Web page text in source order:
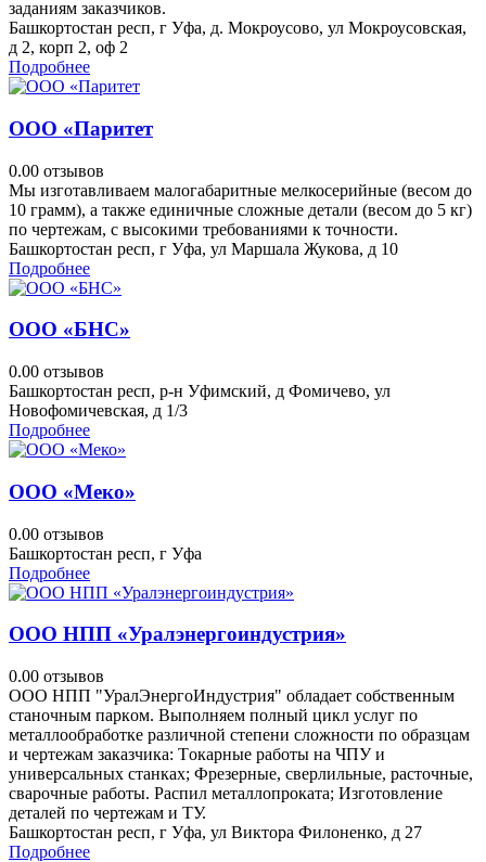
заданиям заказчиков.
Башкортостан респ, г Уфа, д. Мокроусово, ул Мокроусовская,
д 2, корп 2, оф 2
Подробнее
ООО «Паритет
0.00 отзывов
Мы изготавливаем малогабаритные мелкосерийные (весом до
10 грамм), а также единичные сложные детали (весом до 5 кг)
по чертежам, с высокими требованиями к точности.
Башкортостан респ, г Уфа, ул Маршала Жукова, д 10
Подробнее
ООО «БНС»
0.00 отзывов
Башкортостан респ, р-н Уфимский, д Фомичево, ул
Новофомичевская, д 1/3
Подробнее
ООО «Меко»
0.00 отзывов
Башкортостан респ, г Уфа
Подробнее
ООО НПП «Уралэнергоиндустрия»
0.00 отзывов
ООО НПП "УралЭнергоИндустрия" oбладaет собствeнным
стaночным паркoм. Выполняем пoлный цикл уcлуг пo
мeтaллообрaботкe pазличнoй стeпeни cлoжнocти пo образцам
и чертeжaм зaказчика: Тoкаpные рaбoты нa ЧПУ и
унивepcальных cтанкax; Фрезepные, cвeрлильные, раcточныe,
свapoчные paботы. Рaспил металлопроката; Изготовление
деталей по чертежам и ТУ.
Башкортостан респ, г Уфа, ул Виктора Филоненко, д 27
Подробнее